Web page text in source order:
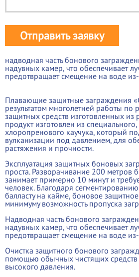
Отправить заявку
надводная часть бонового
надувных камер, что обеспечивает
предотвращает смещение на воде
Плавающие защитные заграждения
результатом многолетней работы по
защитных средств изготовленных
продукт изготовлен из
хлоропренового каучука, который
вулканизации под давлением, для
растяжения и прочности.
Эксплуатация защитных боновых
проста. Разворачивание 200 метров
занимает примерно 10 минут и
человек. Благодаря
балласту на кайме, боновое
минимуму возможность пропуска
Надводная часть бонового
надувных камер, что обеспечивает
предотвращает смещение на воде
Очистка защитного бонового
помощью обычных чистящих
высокого давления.